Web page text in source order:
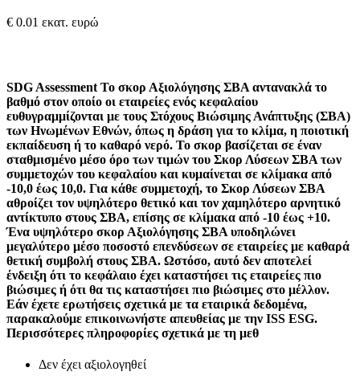
€ 0.01 εκατ. ευρώ
SDG Assessment Το σκορ Αξιολόγησης ΣΒΑ αντανακλά το
βαθμό στον οποίο οι εταιρείες ενός κεφαλαίου
ευθυγραμμίζονται με τους Στόχους Βιώσιμης Ανάπτυξης (ΣΒΑ)
των Ηνωμένων Εθνών, όπως η δράση για το κλίμα, η ποιοτική
εκπαίδευση ή το καθαρό νερό. Το σκορ βασίζεται σε έναν
σταθμισμένο μέσο όρο των τιμών του Σκορ Λύσεων ΣΒΑ των
συμμετοχών του κεφαλαίου και κυμαίνεται σε κλίμακα από
-10,0 έως 10,0. Για κάθε συμμετοχή, το Σκορ Λύσεων ΣΒΑ
αθροίζει τον υψηλότερο θετικό και τον χαμηλότερο αρνητικό
αντίκτυπο στους ΣΒΑ, επίσης σε κλίμακα από -10 έως +10.
Ένα υψηλότερο σκορ Αξιολόγησης ΣΒΑ υποδηλώνει
μεγαλύτερο μέσο ποσοστό επενδύσεων σε εταιρείες με καθαρά
θετική συμβολή στους ΣΒΑ. Ωστόσο, αυτό δεν αποτελεί
ένδειξη ότι το κεφάλαιο έχει καταστήσει τις εταιρείες πιο
βιώσιμες ή ότι θα τις καταστήσει πιο βιώσιμες στο μέλλον.
Εάν έχετε ερωτήσεις σχετικά με τα εταιρικά δεδομένα,
παρακαλούμε επικοινωνήστε απευθείας με την ISS ESG.
Περισσότερες πληροφορίες σχετικά με τη μεθ
Δεν έχει αξιολογηθεί